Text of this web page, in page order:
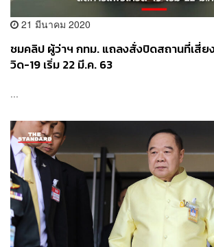
21 มีนาคม 2020
ชมคลิป ผู้ว่าฯ กทม. แถลงสั่งปิดสถานที่เสี่ย
วิด-19 เริ่ม 22 มี.ค. 63
...